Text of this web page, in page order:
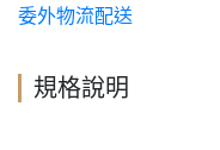
委外物流配送
規格說明